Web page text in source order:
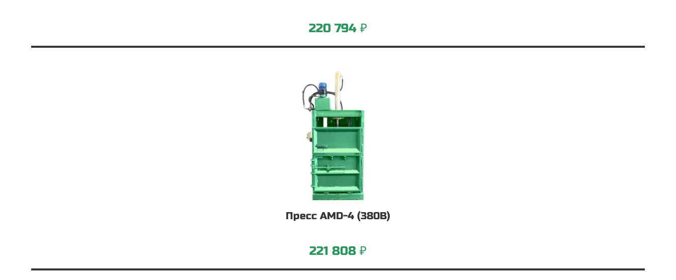
220 794 ₽
Пресс AMD-4 (380В)
221 808 ₽